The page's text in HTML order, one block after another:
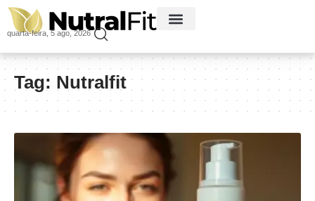
quarta-feira, 5 ago, 2026
Tag: Nutralfit